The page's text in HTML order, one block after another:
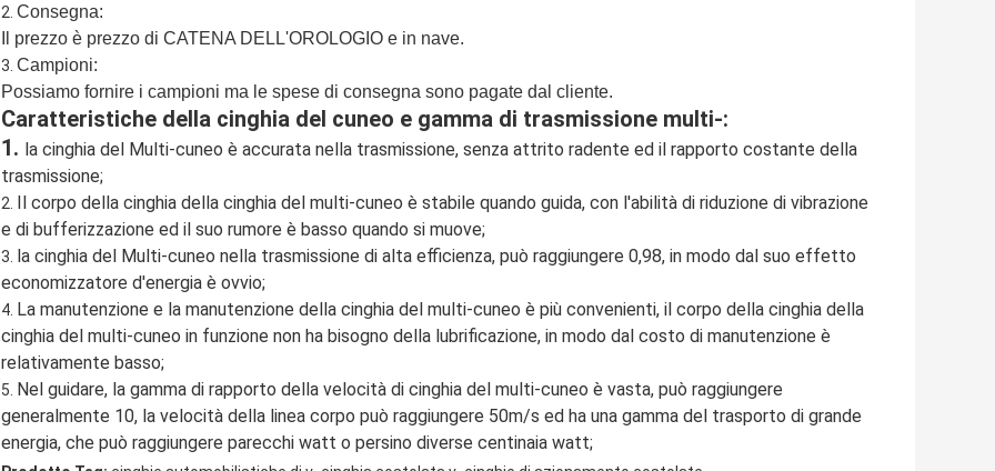
2. Consegna:
Il prezzo è prezzo di CATENA DELL'OROLOGIO e in nave.
3. Campioni:
Possiamo fornire i campioni ma le spese di consegna sono pagate dal cliente.
Caratteristiche della cinghia del cuneo e gamma di trasmissione multi-:
1. la cinghia del Multi-cuneo è accurata nella trasmissione, senza attrito radente ed il rapporto costante della
trasmissione;
2.
Il corpo della cinghia della cinghia del multi-cuneo è stabile quando guida, con l'abilità di riduzione di vibrazione
e di bufferizzazione ed il suo rumore è basso quando si muove;
3. la cinghia del Multi-cuneo nella trasmissione di alta efficienza, può raggiungere 0,98, in modo dal suo effetto
economizzatore d'energia è ovvio;
4. La manutenzione e la manutenzione della cinghia del multi-cuneo è più convenienti, il corpo della cinghia della
cinghia del multi-cuneo in funzione non ha bisogno della lubrificazione, in modo dal costo di manutenzione è
relativamente basso;
5. Nel guidare, la gamma di rapporto della velocità di cinghia del multi-cuneo è vasta, può raggiungere
generalmente 10, la velocità della linea corpo può raggiungere 50m/s ed ha una gamma del trasporto di grande
energia, che può raggiungere parecchi watt o persino diverse centinaia watt;